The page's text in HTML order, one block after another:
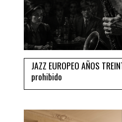
JAZZ EUROPEO AÑOS
prohibido